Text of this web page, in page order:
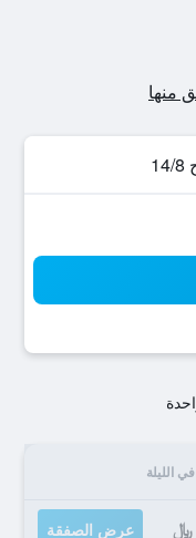
8
الليلة
عرض الصفقة